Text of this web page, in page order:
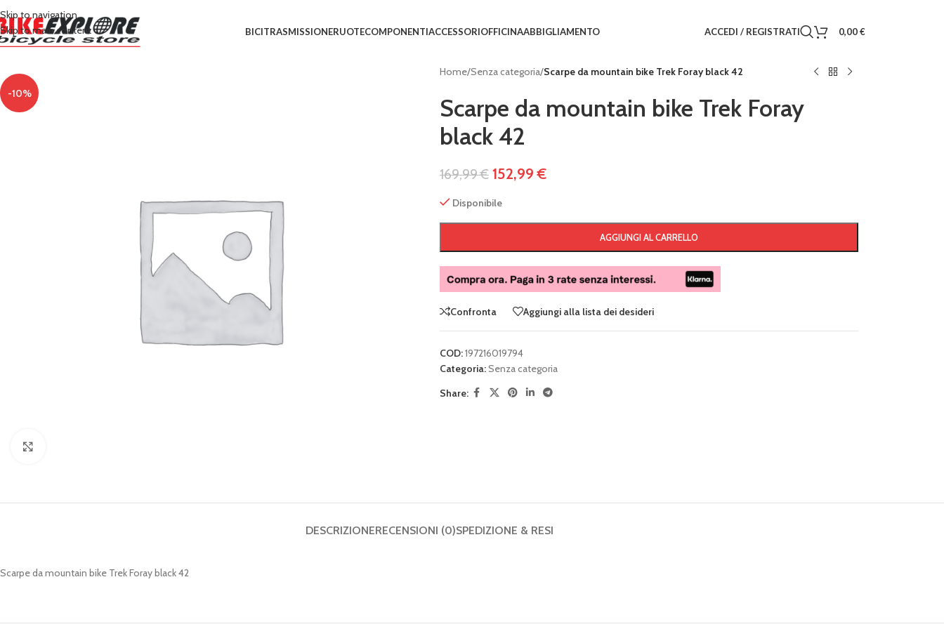
Skip to navigation
Skip to main content
BICITRASMISSIONERUOTECOMPONENTIACCESSORIOFFICINAABBIGLIAMENTO ACCEDI / REGISTRATI 0,00€
-10%
Home/Senza categoria/Scarpe da mountain bike Trek Foray black 42
Scarpe da mountain bike Trek Foray
black 42
169,99€ 152,99€
Disponibile
AGGIUNGI AL CARRELLO
Confronta Aggiungi alla lista dei desideri
COD:197216019794
Categoria:Senza categoria
Share:
DESCRIZIONERECENSIONI (0)SPEDIZIONE & RESI
Scarpe da mountain bike Trek Foray black 42